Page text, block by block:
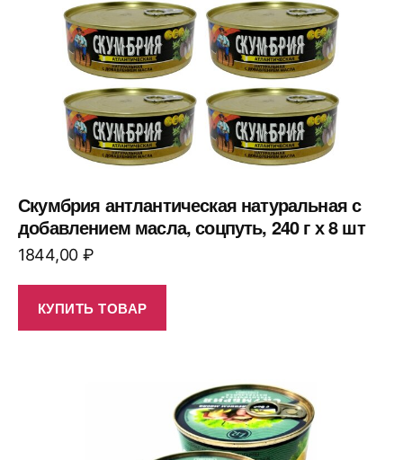
Скумбрия антлантическая натуральная с
добавлением масла, соцпуть, 240 г х 8 шт
1844,00 ₽
КУПИТЬ ТОВАР